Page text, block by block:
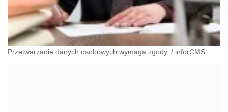
Przetwarzanie danych osobowych wymaga zgody. / inforCMS